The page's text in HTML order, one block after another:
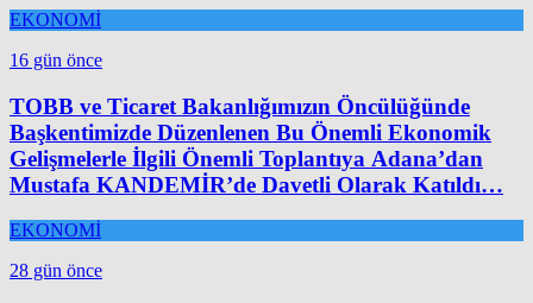
EKONOMİ
16 gün önce
TOBB ve Ticaret Bakanlığımızın Öncülüğünde
Başkentimizde Düzenlenen Bu Önemli Ekonomik
Gelişmelerle İlgili Önemli Toplantıya Adana’dan
Mustafa KANDEMİR’de Davetli Olarak Katıldı…
EKONOMİ
28 gün önce